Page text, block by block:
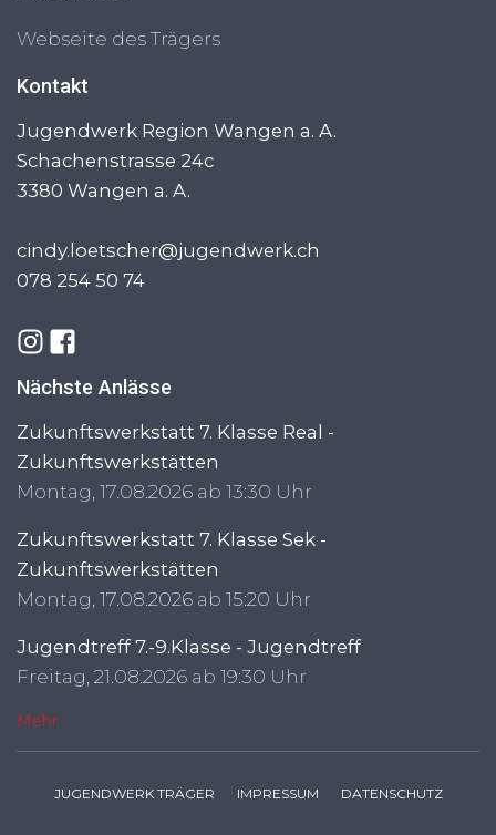
Webseite des Trägers
Kontakt
Jugendwerk Region Wangen a. A.
Schachenstrasse 24c
3380 Wangen a. A.
cindy.loetscher@jugendwerk.ch
078 254 50 74
Nächste Anlässe
Zukunftswerkstatt 7. Klasse Real -
Zukunftswerkstätten
Montag, 17.08.2026 ab 13:30 Uhr
Zukunftswerkstatt 7. Klasse Sek -
Zukunftswerkstätten
Montag, 17.08.2026 ab 15:20 Uhr
Jugendtreff 7.-9.Klasse - Jugendtreff
Freitag, 21.08.2026 ab 19:30 Uhr
Mehr
JUGENDWERK TRÄGER IMPRESSUM DATENSCHUTZ